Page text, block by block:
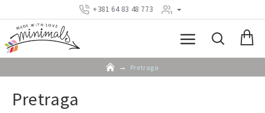
+381 64 83 48 773
Pretraga
Pretraga